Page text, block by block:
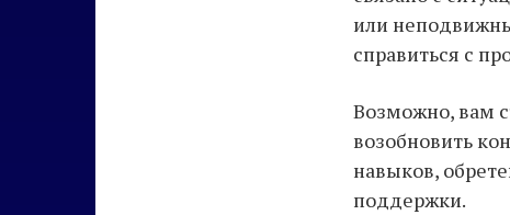
или
справиться с
Возможно, вам
возобновить
навыков,
поддержки.